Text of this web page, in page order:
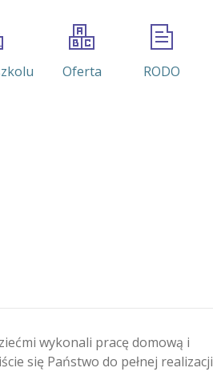
Oferta RODO
wykonali pracę domową i
się Państwo do pełnej realizacji